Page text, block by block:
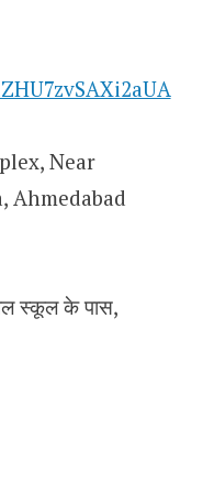
Near
Ahmedabad
स्कूल के पास,